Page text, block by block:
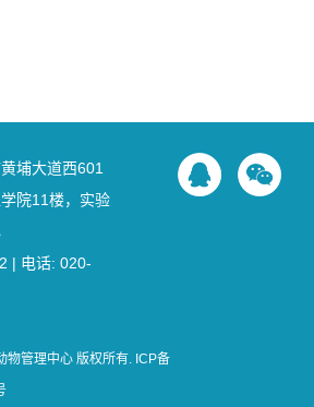
埔大道西601
院11楼，实验
| 电话: 020-
管理中心 版权所有. ICP备